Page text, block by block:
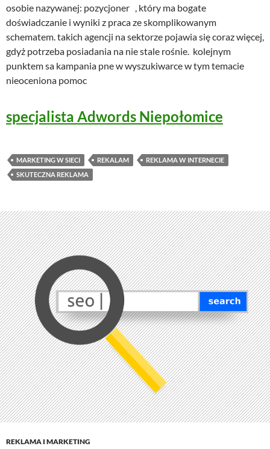
osobie nazywanej: pozycjoner , który ma bogate
doświadczanie i wyniki z praca ze skomplikowanym
schematem. takich agencji na sektorze pojawia się coraz więcej,
gdyż potrzeba posiadania na nie stale rośnie. kolejnym
punktem sa kampania pne w wyszukiwarce w tym temacie
nieoceniona pomoc
specjalista Adwords Niepołomice
MARKETING W SIECI REKALAM
REKLAMA W INTERNECIE
SKUTECZNA REKLAMA
REKLAMA I MARKETING